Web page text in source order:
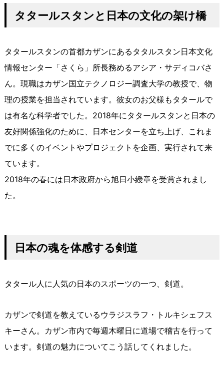
タタールスタンと日本の文化の架け橋
タタールスタンの首都カザンにあるタタルスタン日本文化
情報センター「さくら」所長務めるアシア・サディコバさ
ん。現職はカザン国立テクノロジー調査大学の教授で、物
理の授業を担当されています。彼女のお父様もタタールで
は有名な科学者でした。2018年にタタールスタンと日本の
友好関係強化のために、日本センターを立ち上げ、これま
でに多くのイベントやプロジェクトを企画、実行されて来
ています。
2018年の春には日本政府から旭日小綬章を受賞されまし
た。
日本の魂を体感する剣道
タタール人に人気の日本のスポーツの一つ、剣道。
カザンで剣道を教えているウラジスラフ・トルキシェフス
キーさん。カザン市内で毎週木曜日に道場で稽古を行って
います。剣道の魅力についてこう話してくれました。